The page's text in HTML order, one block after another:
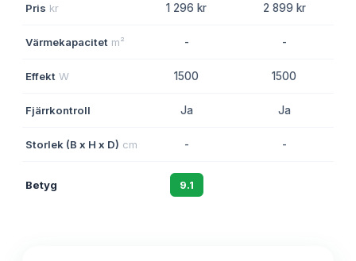
Pris kr 1 296 kr 2 899 kr
Värmekapacitet m² - -
Effekt W 1500 1500
Fjärrkontroll Ja Ja
Storlek (B x H x D) cm - -
Betyg 9.1